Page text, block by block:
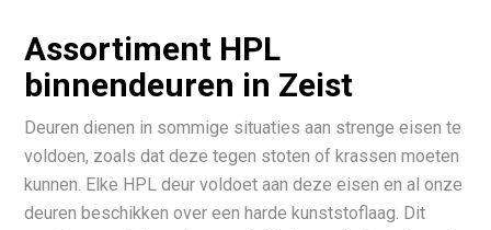
Assortiment HPL
binnendeuren in Zeist
Deuren dienen in sommige situaties aan strenge eisen te
voldoen, zoals dat deze tegen stoten of krassen moeten
kunnen. Elke HPL deur voldoet aan deze eisen en al onze
deuren beschikken over een harde kunststoflaag. Dit